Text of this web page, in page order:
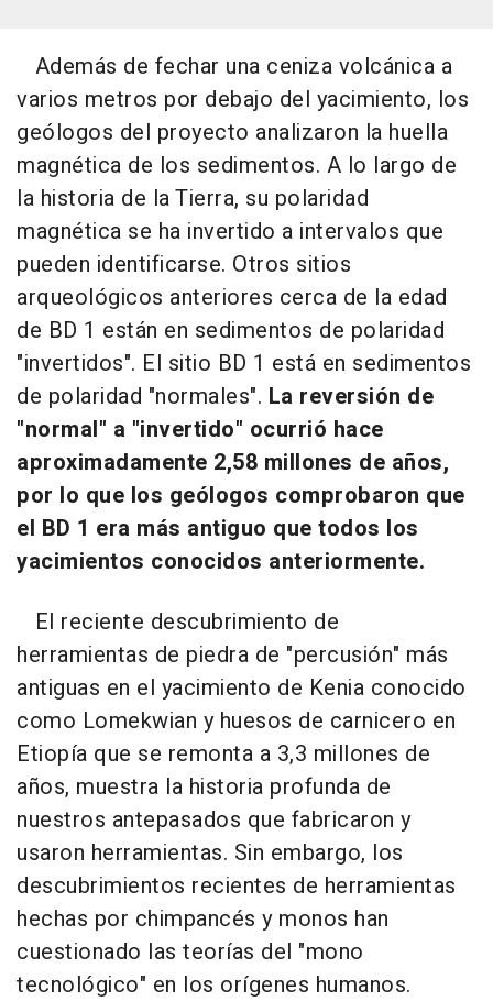
Además de fechar una ceniza volcánica a
varios metros por debajo del yacimiento, los
geólogos del proyecto analizaron la huella
magnética de los sedimentos. A lo largo de
la historia de la Tierra, su polaridad
magnética se ha invertido a intervalos que
pueden identificarse. Otros sitios
arqueológicos anteriores cerca de la edad
de BD 1 están en sedimentos de polaridad
"invertidos". El sitio BD 1 está en sedimentos
de polaridad "normales". La reversión de
"normal" a "invertido" ocurrió hace
aproximadamente 2,58 millones de años,
por lo que los geólogos comprobaron que
el BD 1 era más antiguo que todos los
yacimientos conocidos anteriormente.
El reciente descubrimiento de
herramientas de piedra de "percusión" más
antiguas en el yacimiento de Kenia conocido
como Lomekwian y huesos de carnicero en
Etiopía que se remonta a 3,3 millones de
años, muestra la historia profunda de
nuestros antepasados que fabricaron y
usaron herramientas. Sin embargo, los
descubrimientos recientes de herramientas
hechas por chimpancés y monos han
cuestionado las teorías del "mono
tecnológico" en los orígenes humanos.